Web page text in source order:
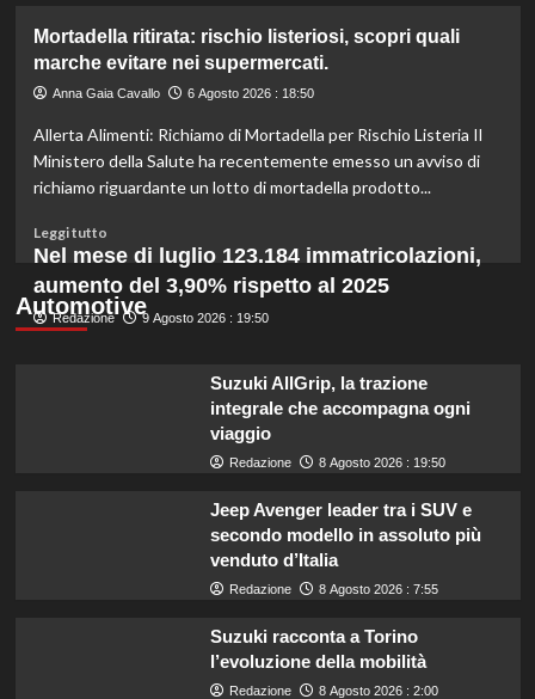
Il
cavallo:
una
indispensabile
per
l’agricoltura
sostenibile.
Mortadella ritirata: rischio listeriosi, scopri quali
marche evitare nei supermercati.
Anna Gaia Cavallo 6 Agosto 2026 : 18:50
Allerta Alimenti: Richiamo di Mortadella per Rischio Listeria Il
Ministero della Salute ha recentemente emesso un avviso di
richiamo riguardante un lotto di mortadella prodotto...
Leggi tuttoLeggi
di
su
Mortadella
Automotive
Nel mese di luglio 123.184 immatricolazioni,
aumento del 3,90% rispetto al 2025
Redazione 9 Agosto 2026 : 19:50
Suzuki AllGrip, la trazione
integrale che accompagna ogni
viaggio
Redazione 8 Agosto 2026 : 19:50
Jeep Avenger leader tra i SUV e
secondo modello in assoluto più
venduto d’Italia
Redazione 8 Agosto 2026 : 7:55
Suzuki racconta a Torino
l’evoluzione della mobilità
Redazione 8 Agosto 2026 : 2:00